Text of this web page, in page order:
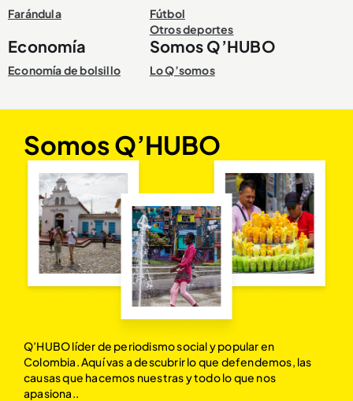
Farándula
Fútbol
Otros deportes
Economía
Economía de bolsillo
Somos Q’HUBO
Lo Q’somos
Somos Q’HUBO
Q’HUBO líder de periodismo social y popular en
Colombia. Aquí vas a descubrir lo que defendemos, las
causas que hacemos nuestras y todo lo que nos
apasiona..